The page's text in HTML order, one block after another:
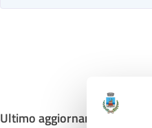
Ultimo aggiornamento: